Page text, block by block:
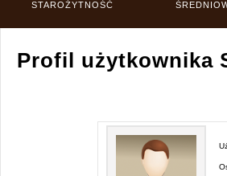
STAROŻYTNOŚĆ
Profil użytkownika